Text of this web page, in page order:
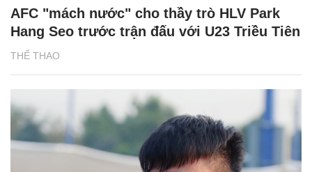
THỂ THAO
AFC "mách nước" cho thầy trò HLV Park
Hang Seo trước trận đấu với U23 Triều Tiên